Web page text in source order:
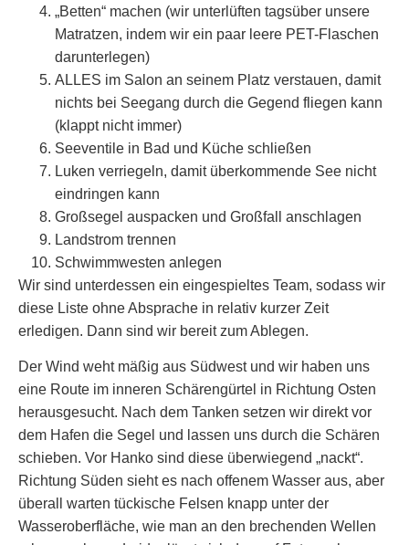
„Betten“ machen (wir unterlüften tagsüber unsere
Matratzen, indem wir ein paar leere PET-Flaschen
darunterlegen)
ALLES im Salon an seinem Platz verstauen, damit
nichts bei Seegang durch die Gegend fliegen kann
(klappt nicht immer)
Seeventile in Bad und Küche schließen
Luken verriegeln, damit überkommende See nicht
eindringen kann
Großsegel auspacken und Großfall anschlagen
Landstrom trennen
Schwimmwesten anlegen
Wir sind unterdessen ein eingespieltes Team, sodass wir
diese Liste ohne Absprache in relativ kurzer Zeit
erledigen. Dann sind wir bereit zum Ablegen.
Der Wind weht mäßig aus Südwest und wir haben uns
eine Route im inneren Schärengürtel in Richtung Osten
herausgesucht. Nach dem Tanken setzen wir direkt vor
dem Hafen die Segel und lassen uns durch die Schären
schieben. Vor Hanko sind diese überwiegend „nackt“.
Richtung Süden sieht es nach offenem Wasser aus, aber
überall warten tückische Felsen knapp unter der
Wasseroberfläche, wie man an den brechenden Wellen